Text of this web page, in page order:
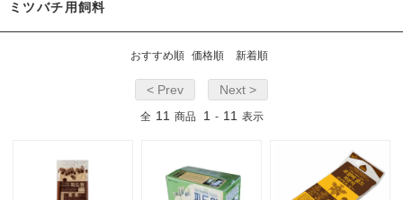
ミツバチ用飼料
おすすめ順 価格順 新着順
< Prev Next >
全 11 商品 1 - 11 表示